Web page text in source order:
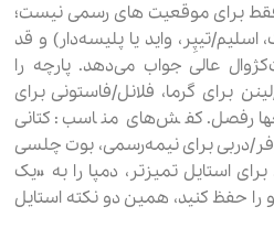
برای موقعیت های رسمی نیست؛
تیپِر، واید یا پلیسه‌دار) و قد
عالی جواب می‌دهد. پارچه را
برای گرما، فلانل/فاستونی برای
چهارفصل. کفش‌های مناسب : کتانی
دربی برای نیمه‌رسمی، بوت چلسی
استایل تمیزتر، دمپا را به «یک
حفظ کنید، همین دو نکته استایل